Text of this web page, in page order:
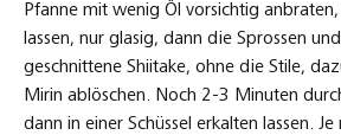
Pfanne mit wenig Öl vorsichtig
lassen, nur glasig, dann die Sprossen
geschnittene Shiitake, ohne die Stile,
Mirin ablöschen. Noch 2-3 Minuten
dann in einer Schüssel erkalten lassen.